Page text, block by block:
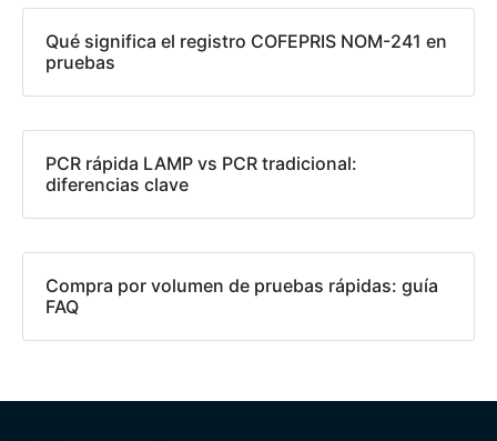
Qué significa el registro COFEPRIS NOM-241 en
pruebas
PCR rápida LAMP vs PCR tradicional:
diferencias clave
Compra por volumen de pruebas rápidas: guía
FAQ